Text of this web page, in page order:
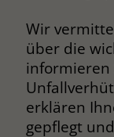
Wir
über die
informieren
erklären
gepflegt
Laufzeit
Zweck
Laufzeit